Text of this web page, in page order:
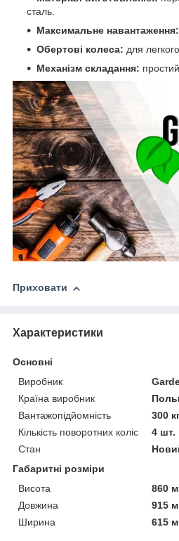
сталь.
Максимальне навантаження:
Обертові колеса: для
Механізм складання:
Приховати
Характеристики
Основні
Виробник
Країна виробник
Вантажопідйомність
300
Кількість поворотних коліс
4 шт.
Стан
Габаритні розміри
Висота
860
Довжина
915
Ширина
615